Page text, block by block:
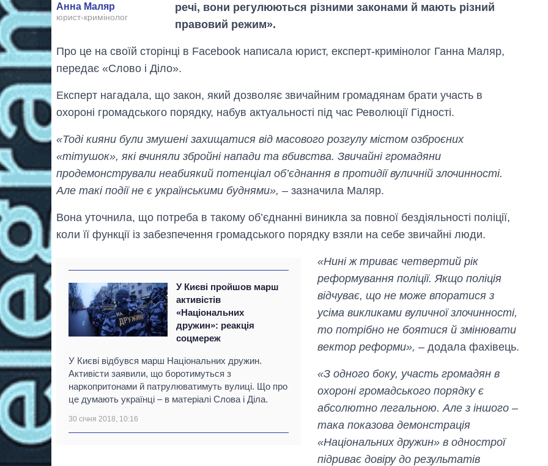
Анна Маляр
юрист-кримінолог
речі, вони регулюються різними законами й мають різний
правовий режим».
Про це на своїй сторінці в Facebook написала юрист, експерт-кримінолог Ганна Маляр,
передає «Слово і Діло».
Експерт нагадала, що закон, який дозволяє звичайним громадянам брати участь в
охороні громадського порядку, набув актуальності під час Революції Гідності.
«Тоді кияни були змушені захищатися від масового розгулу містом озброєних
«тітушок», які вчиняли збройні напади та вбивства. Звичайні громадяни
продемонстрували неабиякий потенціал об’єднання в протидії вуличній злочинності.
Але такі події не є українськими буднями», – зазначила Маляр.
Вона уточнила, що потреба в такому об’єднанні виникла за повної бездіяльності поліції,
коли її функції із забезпечення громадського порядку взяли на себе звичайні люди.
У Києві пройшов марш
активістів
«Національних
дружин»: реакція
соцмереж
У Києві відбувся марш Національних дружин.
Активісти заявили, що боротимуться з
наркопритонами й патрулюватимуть вулиці. Що про
це думають українці – в матеріалі Слова і Діла.
30 січня 2018, 10:16
«Нині ж триває четвертий рік
реформування поліції. Якщо поліція
відчуває, що не може впоратися з
усіма викликами вуличної злочинності,
то потрібно не боятися й змінювати
вектор реформи», – додала фахівець.
«З одного боку, участь громадян в
охороні громадського порядку є
абсолютно легальною. Але з іншого –
така показова демонстрація
«Національних дружин» в однострої
підриває довіру до результатів
Скільки картоплі
вирощували в
Україні до і під час